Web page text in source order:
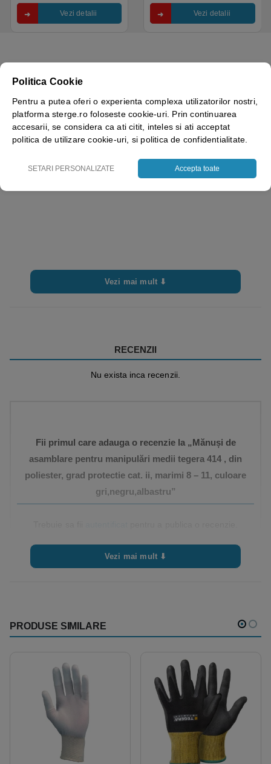
Vezi detalii Vezi detalii
Marime 8( M ), 9( L ), 10( XL ), 11( XXL )
Culoare Albastru, Negru, Gri
Categorie protectie II
Vezi mai mult ⬇
RECENZII
Nu exista inca recenzii.
Fii primul care adauga o recenzie la „Mănuși de
asamblare pentru manipulări medii tegera 414 , din
poliester, grad protectie cat. ii, marimi 8 – 11, culoare
gri,negru,albastru”
Vezi mai mult ⬇
PRODUSE SIMILARE
Politica Cookie
Pentru a putea oferi o experienta complexa utilizatorilor nostri,
platforma sterge.ro foloseste cookie-uri. Prin continuarea
accesarii, se considera ca ati citit, inteles si ati acceptat
politica de utilizare cookie-uri, si politica de confidentialitate.
SETARI PERSONALIZATE Accepta toate